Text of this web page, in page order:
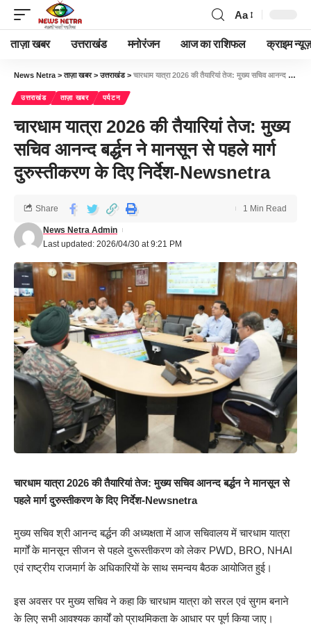
Aa
ताज़ा खबर उत्तराखंड मनोरंजन आज का राशिफल क्राइम न्यूज़
News Netra >ताज़ा खबर>उत्तराखंड> चारधाम यात्रा 2026 की तैयारियां तेज: मुख्य सचिव आनन्द बर्द्धन ने मानसून से पहले मार्ग दुरुस्तीकरण के दिए निर्देश-Newsnetra
उत्तराखंड ताज़ा खबर पर्यटन
चारधाम यात्रा 2026 की तैयारियां तेज: मुख्य
सचिव आनन्द बर्द्धन ने मानसून से पहले मार्ग
दुरुस्तीकरण के दिए निर्देश-Newsnetra
Last updated: 2026/04/30 at 9:21 PM
News Netra Admin
Share 1 Min Read
चारधाम यात्रा 2026 की तैयारियां तेज: मुख्य सचिव आनन्द बर्द्धन ने मानसून से
पहले मार्ग दुरुस्तीकरण के दिए निर्देश-Newsnetra
मुख्य सचिव श्री आनन्द बर्द्धन की अध्यक्षता में आज सचिवालय में चारधाम यात्रा
मार्गों के मानसून सीजन से पहले दुरूस्तीकरण को लेकर PWD, BRO, NHAI
एवं राष्ट्रीय राजमार्ग के अधिकारियों के साथ समन्वय बैठक आयोजित हुई।
इस अवसर पर मुख्य सचिव ने कहा कि चारधाम यात्रा को सरल एवं सुगम बनाने
के लिए सभी आवश्यक कार्यों को प्राथमिकता के आधार पर पूर्ण किया जाए।